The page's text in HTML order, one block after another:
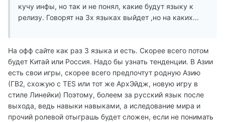
кучу инфы, но так и не понял, какие будут языку к
релизу. Говорят на 3х языках выйдет ,но на каких...
На офф сайте как раз 3 языка и есть. Скорее всего потом
будет Китай или Россия. Надо бы узнать тенденции. В Азии
есть свои игры, скорее всего предпочтут родную Азию
(ГВ2, схожую с TES или тот же АрхЭйдж, новую игру в
стиле Линейки) Поэтому, болеем за русский язык после
выхода, ведь навыки навыками, а иследование мира и
прочий ролевой отыграшь будет сложен, если не понимать